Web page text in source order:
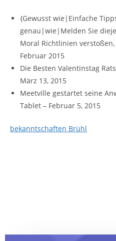
{Gewusst wie|Einfache
genau|wie|Melden Sie
Moral Richtlinien
Februar 2015
Die Besten Valentinstag
März 13, 2015
Meetville gestartet seine
Tablet – Februar 5, 2015
bekanntschaften Brühl